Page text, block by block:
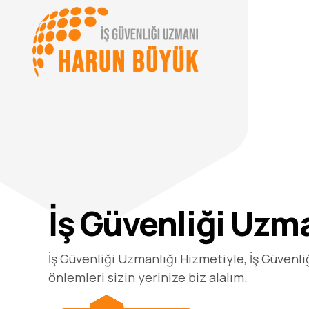
İş Güvenliği
İş Güvenliği Uzmanlığı Hizmetiyle, İş
önlemleri sizin yerinize biz alalım.
, İş Yerinde varolan ya da dışarıdan
belirlenmesidir.